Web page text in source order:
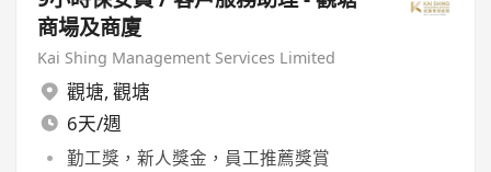
商場及商廈
Kai Shing Management Services Limited
觀塘, 觀塘
6天/週
勤工獎，新人獎金，員工推薦獎賞